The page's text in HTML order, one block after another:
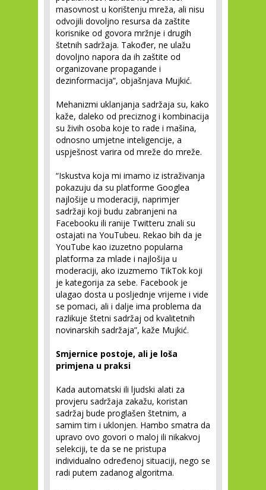
masovnost u korištenju mreža, ali nisu
odvojili dovoljno resursa da zaštite
korisnike od govora mržnje i drugih
štetnih sadržaja. Također, ne ulažu
dovoljno napora da ih zaštite od
organizovane propagande i
dezinformacija”, objašnjava Mujkić.
Mehanizmi uklanjanja sadržaja su, kako
kaže, daleko od preciznog i kombinacija
su živih osoba koje to rade i mašina,
odnosno umjetne inteligencije, a
uspješnost varira od mreže do mreže.
“Iskustva koja mi imamo iz istraživanja
pokazuju da su platforme Googlea
najlošije u moderaciji, naprimjer
sadržaji koji budu zabranjeni na
Facebooku ili ranije Twitteru znali su
ostajati na YouTubeu. Rekao bih da je
YouTube kao izuzetno popularna
platforma za mlade i najlošija u
moderaciji, ako izuzmemo TikTok koji
je kategorija za sebe. Facebook je
ulagao dosta u posljednje vrijeme i vide
se pomaci, ali i dalje ima problema da
razlikuje štetni sadržaj od kvalitetnih
novinarskih sadržaja”, kaže Mujkić.
Smjernice postoje, ali je loša
primjena u praksi
Kada automatski ili ljudski alati za
provjeru sadržaja zakažu, koristan
sadržaj bude proglašen štetnim, a
samim tim i uklonjen. Hambo smatra da
upravo ovo govori o maloj ili nikakvoj
selekciji, te da se ne pristupa
individualno određenoj situaciji, nego se
radi putem zadanog algoritma.